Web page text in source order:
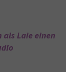
als Laie einen